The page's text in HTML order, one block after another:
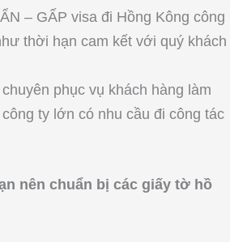
– GẤP visa đi Hồng Kông công
thời hạn cam kết với quý khách
phục vụ khách hàng làm
ty lớn có nhu cầu đi công tác
nên chuẩn bị các giấy tờ hồ